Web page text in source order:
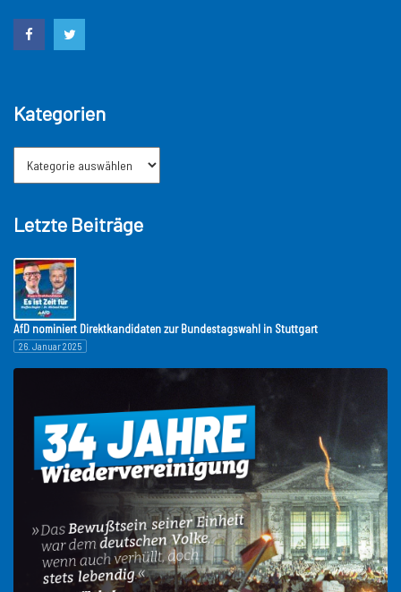
Kategorien
Letzte Beiträge
AfD nominiert Direktkandidaten zur Bundestagswahl in Stuttgart
26. Januar 2025